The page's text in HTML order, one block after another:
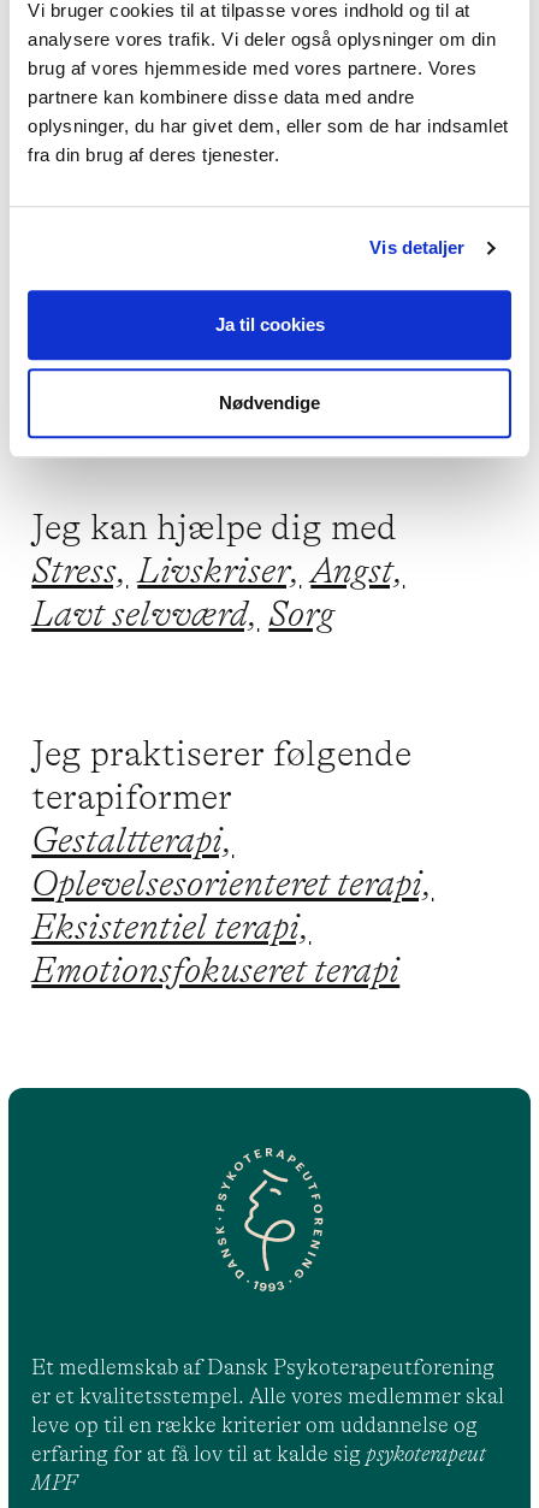
Vi bruger cookies til at tilpasse vores indhold og til at
analysere vores trafik. Vi deler også oplysninger om din
brug af vores hjemmeside med vores partnere. Vores
partnere kan kombinere disse data med andre
oplysninger, du har givet dem, eller som de har indsamlet
fra din brug af deres tjenester.
Vis detaljer
Ja til cookies
Nødvendige
betydningsfuldt skridt.
At finde en terapeut, du har god kemi med,
er afgørende. Derfor tilbyder jeg også gratis
forsamtale (20 min.), hvor vi kan afstemme
foreninger og tjekke kemien, samt afklare
Jeg glæder mig til at høre fra dig.
Kh. Marianne
Jeg kan hjælpe dig med
Stress, Livskriser, Angst,
Lavt selvværd, Sorg
Jeg praktiserer følgende
terapiformer
Gestaltterapi,
Oplevelsesorienteret terapi,
Eksistentiel terapi,
Emotionsfokuseret terapi
Et medlemskab af Dansk Psykoterapeutforening
er et kvalitetsstempel. Alle vores medlemmer skal
leve op til en række kriterier om uddannelse og
erfaring for at få lov til at kalde sig psykoterapeut
MPF